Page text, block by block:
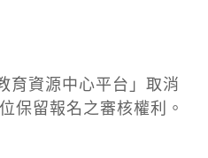
育資源中心平台」取消
保留報名之審核權利。